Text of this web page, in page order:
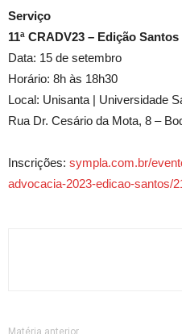
Serviço
11ª CRADV23 – Edição Santos
Data: 15 de setembro
Horário: 8h às 18h30
Local: Unisanta | Universidade
Rua Dr. Cesário da Mota, 8 –
Inscrições: sympla.com.br/
advocacia-2023-edicao-santos/